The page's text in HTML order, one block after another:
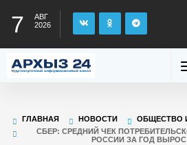
7
АВГ
2026
ГЛАВНАЯ НОВОСТИ
ОБЩЕСТВО
СБЕР: СРЕДНИЙ ЧЕК
РОССИИ ЗА ГОД ВЫРОС